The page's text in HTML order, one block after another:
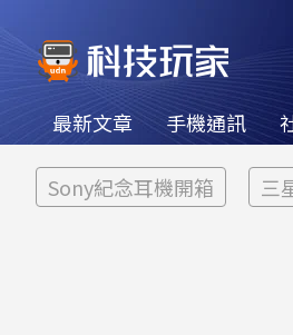
最新文章 手機通訊
Sony紀念耳機開箱 三